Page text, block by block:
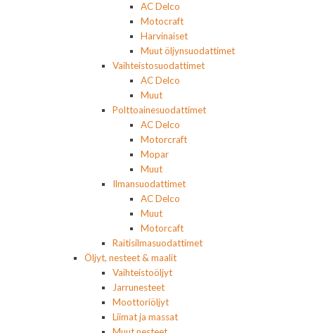
AC Delco
Motocraft
Harvinaiset
Muut öljynsuodattimet
Vaihteistosuodattimet
AC Delco
Muut
Polttoainesuodattimet
AC Delco
Motorcraft
Mopar
Muut
Ilmansuodattimet
AC Delco
Muut
Motorcaft
Raitisilmasuodattimet
Öljyt, nesteet & maalit
Vaihteistoöljyt
Jarrunesteet
Moottoriöljyt
Liimat ja massat